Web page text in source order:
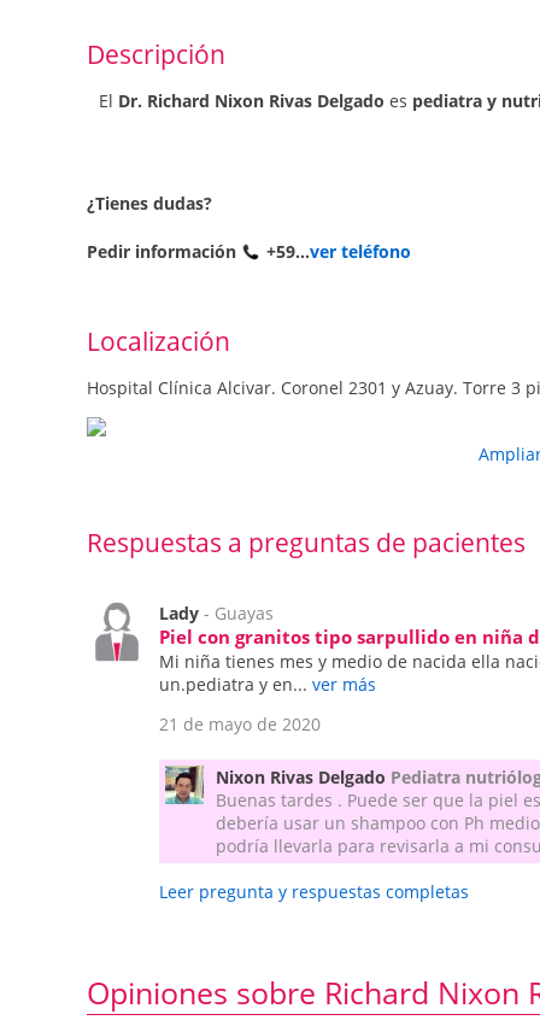
Descripción
El Dr. Richard Nixon Rivas Delgado es pediatra y
¿Tienes dudas?
Pedir información +59...ver teléfono
Localización
Hospital Clínica Alcivar. Coronel 2301 y Azuay. Torre 3
Respuestas a preguntas de pacientes
Lady - Guayas
Piel con granitos tipo sarpullido en niña
Mi niña tienes mes y medio de nacida ella
un.pediatra y en... ver más
21 de mayo de 2020
Nixon Rivas Delgado Pediatra
Buenas tardes . Puede ser que la piel
debería usar un shampoo con Ph
podría llevarla para revisarla a mi
Leer pregunta y respuestas completas
Opiniones sobre Richard Nixon